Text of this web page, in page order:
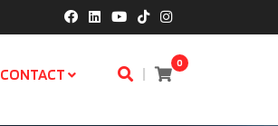
CONTACT
0
|